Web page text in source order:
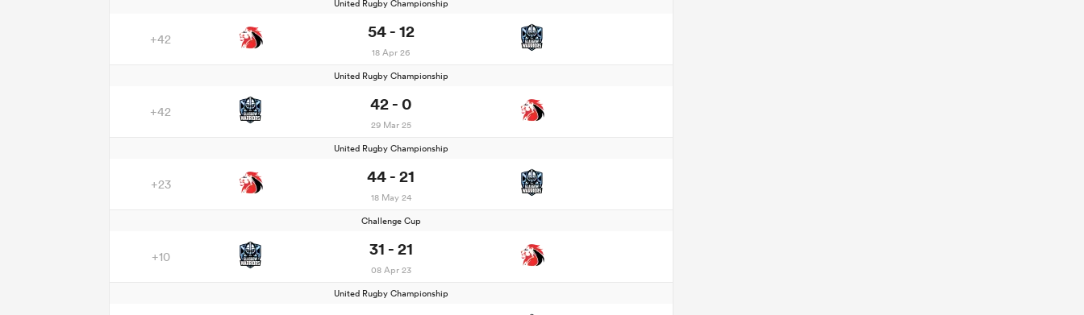
United Rugby Championship
+42 54 - 12
18 Apr 26
United Rugby Championship
+42 42 - 0
29 Mar 25
United Rugby Championship
+23 44 - 21
18 May 24
Challenge Cup
+10 31 - 21
08 Apr 23
United Rugby Championship